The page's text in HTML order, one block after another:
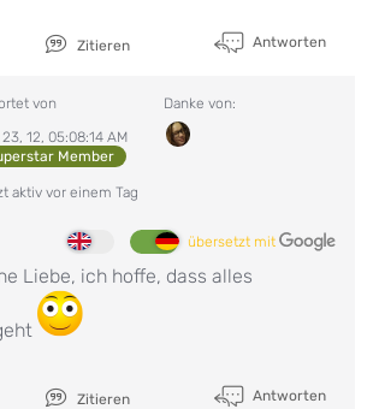
Zitieren Antworten
von
12, 05:08:14 AM
Member
aktiv vor einem Tag
Danke von:
übersetzt mit
Liebe, ich hoffe, dass alles
Zitieren Antworten